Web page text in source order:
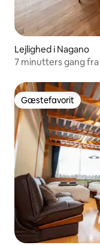
Lejlighed i Nagano
7 minutters gang
Gæstefavorit
Gæstefavorit